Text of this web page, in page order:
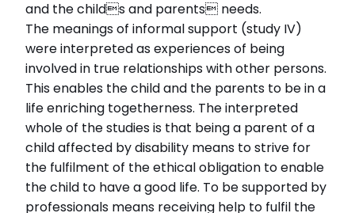
and the childs and parents needs.
The meanings of informal support (study IV)
were interpreted as experiences of being
involved in true relationships with other persons.
This enables the child and the parents to be in a
life enriching togetherness. The interpreted
whole of the studies is that being a parent of a
child affected by disability means to strive for
the fulfilment of the ethical obligation to enable
the child to have a good life. To be supported by
professionals means receiving help to fulfil the